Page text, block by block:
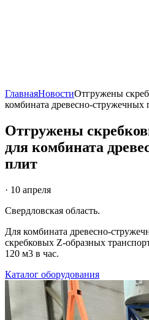
ГлавнаяНовостиОтгружены
комбината древесно-стружечных
Отгружены
для комбината
плит
· 10 апреля
Свердловская область.
Для комбината древесно-
скребковых Z-образных
120 м3 в час.
Каталог оборудования